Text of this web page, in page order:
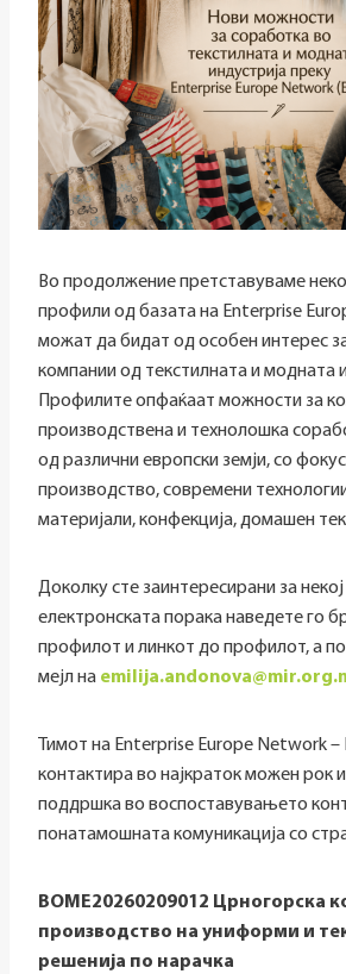
Во продолжение претставуваме
профили од базата на Enterprise
можат да бидат од особен интерес
компании од текстилната и модната
Профилите опфаќаат можности за
производствена и технолошка
од различни европски земји, со
производство, современи
материјали, конфекција, домашен
Доколку сте заинтересирани за
електронската порака наведете го
профилот и линкот до профилот, а
мејл на
Тимот на Enterprise Europe Network –
контактира во најкраток можен рок
поддршка во воспоставувањето
понатамошната комуникација со
BOME20260209012 Црногорска
производство на униформи и
решенија по нарачка